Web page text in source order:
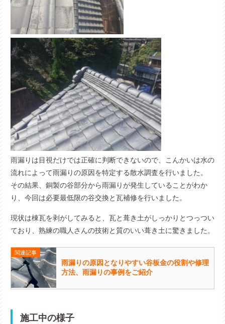
雨漏りは目視だけでは正確に判断できないので、こんかいは水の
流れによって雨漏りの原因を特定する散水調査を行いました。
その結果、銅製の谷部分から雨漏りが発生していることがわか
り、今回は必要最低限の谷交換と瓦補修を行いました。
現状は棟瓦を剥がしてみると、瓦と葺き土がしっかりとつっつい
ており、熟練の職人さんの技術と質のいい葺き土に驚きました。
関連記事
雨漏りの原因となりやすい谷板金の役割や修理
方法、雨漏りの事例をご紹介
施工中の様子